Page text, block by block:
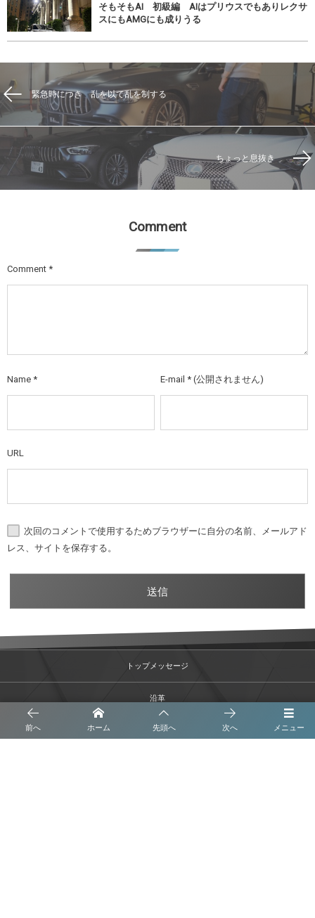
そもそもAI 初級編 AIはプリウスでもありレクサ
スにもAMGにも成りうる
緊急時につき 乱を以て乱を制する
ちょっと息抜き
Comment
Comment *
Name * E-mail * (公開されません)
URL
次回のコメントで使用するためブラウザーに自分の名前、メールアド
レス、サイトを保存する。
メニュー
前へ ホーム 先頭へ 次へ
トップメッセージ
沿革
事業内容